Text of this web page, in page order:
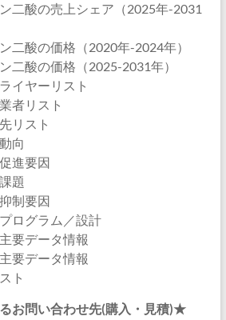
二酸の売上シェア（2025年-2031
二酸の価格（2020年-2024年）
二酸の価格（2025-2031年）
イヤーリスト
者リスト
リスト
向
進要因
題
制要因
ログラム／設計
要データ情報
要データ情報
ト
お問い合わせ先(購入・見積)★